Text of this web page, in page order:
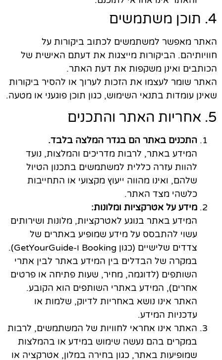
4. תוכן משתמשים
האתר מאפשר למשתמשים לכתוב ביקורות על
חוויותיהם. הביקורות מייצגות את דעתם האישית של
הכותבים ואינן משקפות את דעת האתר.
האתר שומר לעצמו את הזכות לערוך או להסיר ביקורות
שאינן עומדות בתנאי השימוש, כגון תוכן פוגעני או מטעה.
5. אחריות האתר והתכנים
התכנים באתר הם בגדר המלצה בלבד.
המידע באתר, לרבות מדריכים והמלצות, נועד
להוות עזרה כללית למשתמשים בתכנון הטיול
שלהם, ואינו מהווה ייעוץ מקצועי או התחייבות
כלשהי מצד האתר.
מידע על אטרקציות ומלונות:
המידע באתר בנוגע לאטרקציות, מלונות ושירותים
עשוי להתבסס על מידע שמופיע באתרים של
צדדים שלישיים (כגון Booking ו-GetYourGuide).
במקרה של הבדלים בין המידע באתר לבין אתרי
השותפים (לדוגמה, מחיר, שעות פתיחה או פרטים
אחרים), המידע באתרי השותפים הוא הקובע.
האתר אינו נושא באחריות לדיוק, שלמות או
עדכניות המידע.
האתר אינו אחראי לחוויות של המשתמשים, לרבות
במקרים בהם נעשה שימוש במידע או בהמלצות
שמופיעות באתר, כגון בחירה במלון, אטרקציה או